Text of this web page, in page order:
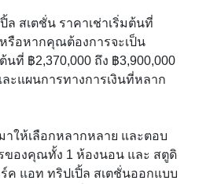
สเตชั่น ราคาเช่าเริ่มต้นที่
รือหากคุณต้องการจะเป็น
นที่ ฿2,370,000 ถึง ฿3,900,000
ะแผนการทางการเงินที่หลาก
ให้เลือกหลากหลาย และตอบ
ของคุณทั้ง 1 ห้องนอน และ สตูดิ
ค แอท ทริปเปิ้ล สเตชั่นออกแบบ